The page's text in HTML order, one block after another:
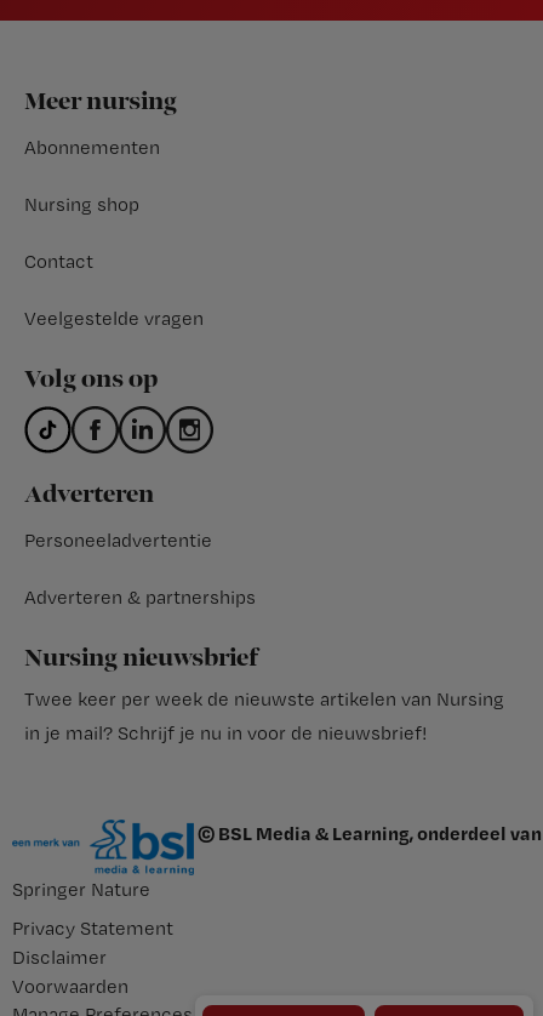
Footer
Meer nursing
Abonnementen
Nursing shop
Contact
Veelgestelde vragen
Volg ons op
Adverteren
Personeeladvertentie
Adverteren & partnerships
Nursing nieuwsbrief
Twee keer per week de nieuwste artikelen van Nursing
in je mail? Schrijf je nu in voor de nieuwsbrief!
© BSL Media & Learning, onderdeel van
Springer Nature
Privacy Statement
Disclaimer
Voorwaarden